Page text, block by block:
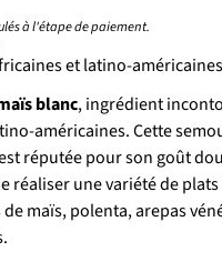
à l'étape de paiement.
et latino-
blanc, ingrédient
américaines. Cette
réputée pour son goût
réaliser une variété de
maïs, polenta, arepas